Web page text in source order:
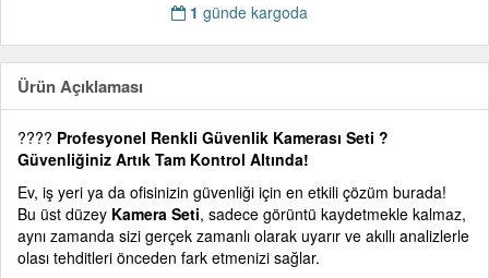
1 günde kargoda
Ürün Açıklaması
???? Profesyonel Renkli Güvenlik Kamerası Seti ?
Güvenliğiniz Artık Tam Kontrol Altında!
Ev, iş yeri ya da ofisinizin güvenliği için en etkili çözüm burada!
Bu üst düzey Kamera Seti, sadece görüntü kaydetmekle kalmaz,
aynı zamanda sizi gerçek zamanlı olarak uyarır ve akıllı analizlerle
olası tehditleri önceden fark etmenizi sağlar.